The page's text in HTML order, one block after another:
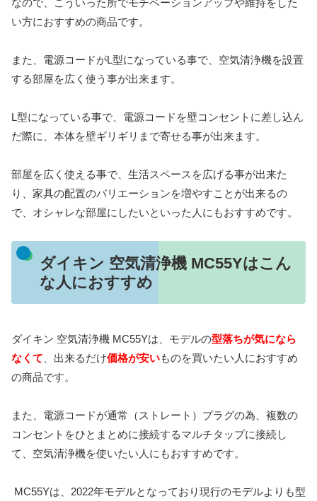
なので、こういった所でモチベーションアップや維持をした
い方におすすめの商品です。
また、電源コードがL型になっている事で、空気清浄機を設置
する部屋を広く使う事が出来ます。
L型になっている事で、電源コードを壁コンセントに差し込ん
だ際に、本体を壁ギリギリまで寄せる事が出来ます。
部屋を広く使える事で、生活スペースを広げる事が出来た
り、家具の配置のバリエーションを増やすことが出来るの
で、オシャレな部屋にしたいといった人にもおすすめです。
ダイキン 空気清浄機 MC55Yはこん
な人におすすめ
ダイキン 空気清浄機 MC55Yは、モデルの型落ちが気になら
なくて 、出来るだけ価格が安いものを買いたい人におすすめ
の商品です。
また、電源コードが通常（ストレート）プラグの為、複数の
コンセントをひとまとめに接続するマルチタップに接続し
て、空気清浄機を使いたい人にもおすすめです。
MC55Yは、2022年モデルとなっており現行のモデルよりも型